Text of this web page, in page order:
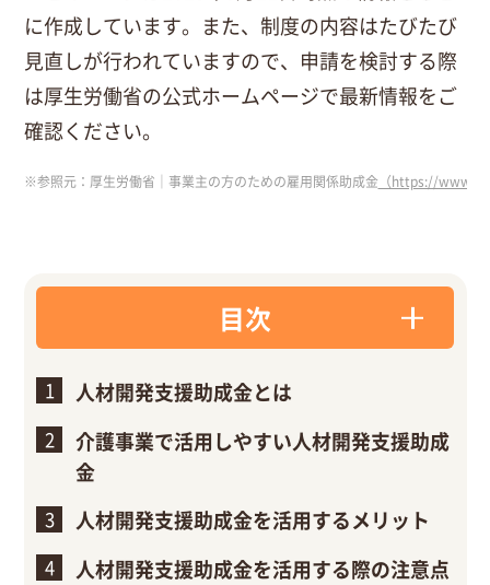
に作成しています。また、制度の内容はたびたび
見直しが行われていますので、申請を検討する際
は厚生労働省の公式ホームページで最新情報をご
確認ください。
※参照元：厚生労働省｜事業主の方のための雇用関係助成金 （https://
目次
人材開発支援助成金とは
介護事業で活用しやすい人材開発支援助成
金
人材開発支援助成金を活用するメリット
人材開発支援助成金を活用する際の注意点